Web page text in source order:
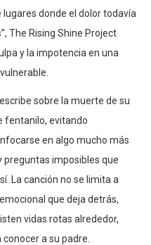
donde el dolor todavía
The Rising Shine Project
y la impotencia en una
sobre la muerte de su
fentanilo, evitando
en algo mucho más
preguntas imposibles que
La canción no se limita a
que deja detrás,
vidas rotas alrededor,
a su padre.